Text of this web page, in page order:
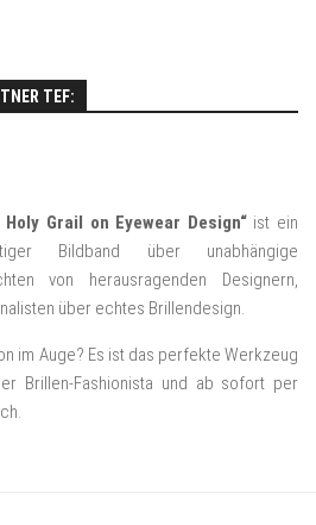
TEF:
Grail on Eyewear Design“ist ein
Bildband über unabhängige
von herausragenden Designern,
über echtes Brillendesign.
im Auge? Es ist das perfekte Werkzeug
Brillen-Fashionista und ab sofort per